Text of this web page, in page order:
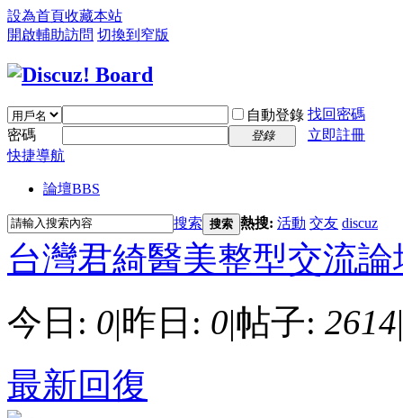
設為首頁收藏本站
開啟輔助訪問 切換到窄版
自動登錄 找回密碼
密碼
登錄
立即註冊
快捷導航
論壇BBS
搜索 搜索 熱搜: 活動 交友 discuz
台灣君綺醫美整型交流論
今日: 0|昨日: 0|帖子: 2614|
最新回復